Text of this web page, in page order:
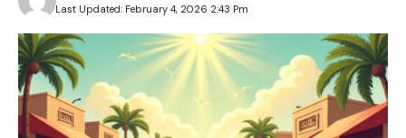
Last Updated: February 4, 2026 2:43 Pm